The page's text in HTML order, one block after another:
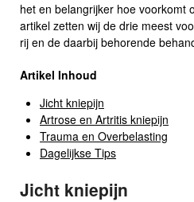
het en belangrijker hoe voorkomt
artikel zetten wij de drie meest
rij en de daarbij behorende
Artikel Inhoud
Jicht kniepijn
Artrose en Artritis kniepijn
Trauma en Overbelasting
Dagelijkse Tips
Jicht kniepijn